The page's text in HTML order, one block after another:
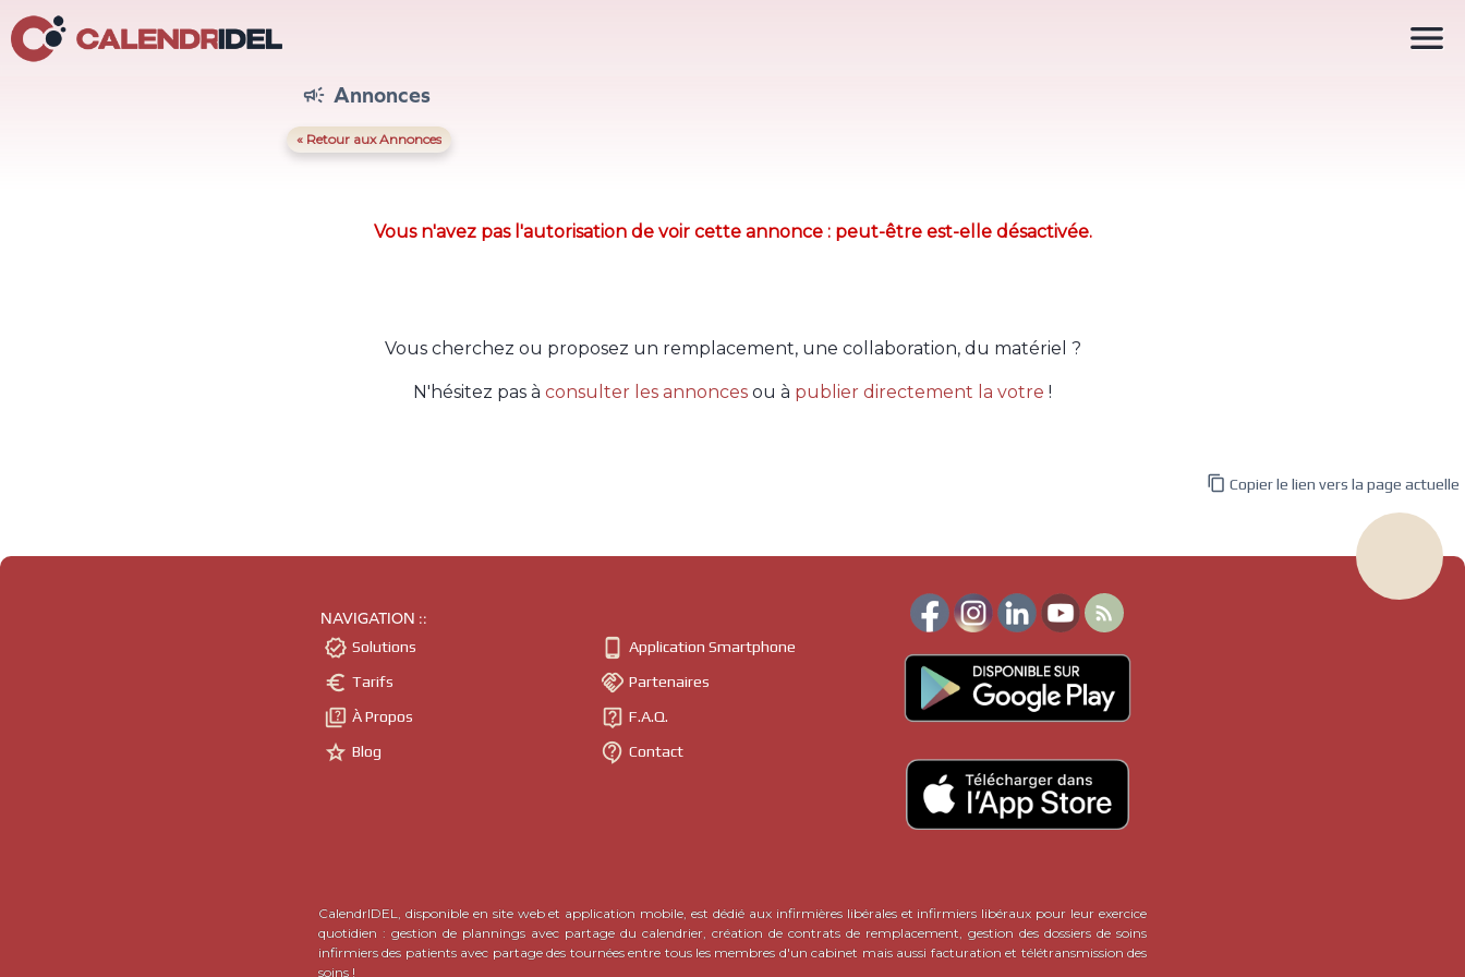
 Annonces
« Retour aux Annonces
Vous n'avez pas l'autorisation de voir cette annonce : peut-être est-elle désactivée.
Vous cherchez ou proposez un remplacement, une collaboration, du matériel ?
N'hésitez pas à consulter les annonces ou à publier directement la votre !

 Copier le lien vers la page actuelle
NAVIGATION ::
 Solutions
 Tarifs
 À Propos
 Blog
 Application Smartphone
 Partenaires
 F.A.Q.
 Contact

CalendrIDEL, disponible en site web et application mobile, est dédié aux infirmières libérales et infirmiers libéraux pour leur exercice
quotidien : gestion de plannings avec partage du calendrier, création de contrats de remplacement, gestion des dossiers de soins
infirmiers des patients avec partage des tournées entre tous les membres d'un cabinet mais aussi facturation et télétransmission des
soins !